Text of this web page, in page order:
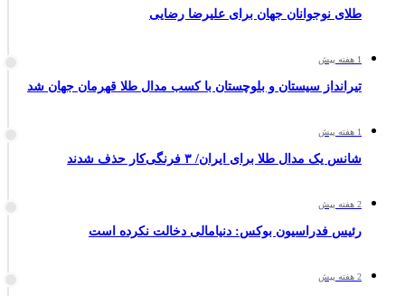
طلای نوجوانان جهان برای علیرضا رضایی
1 هفته پیش
تیرانداز سیستان و بلوچستان با کسب مدال طلا قهرمان جهان شد
1 هفته پیش
شانس یک مدال طلا برای ایران/ ۳ فرنگی‌کار حذف شدند
2 هفته پیش
رئیس فدراسیون بوکس: دنیامالی دخالت نکرده است
2 هفته پیش